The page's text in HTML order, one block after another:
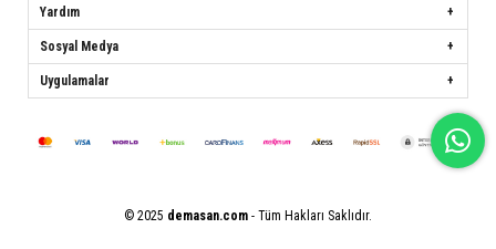
Yardım
Sosyal Medya
Uygulamalar
© 2025 demasan.com - Tüm Hakları Saklıdır.